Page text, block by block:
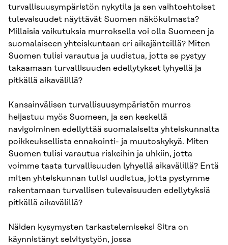
turvallisuusympäristön nykytila ja sen vaihtoehtoiset
tulevaisuudet näyttävät Suomen näkökulmasta?
Millaisia vaikutuksia murroksella voi olla Suomeen ja
suomalaiseen yhteiskuntaan eri aikajänteillä? Miten
Suomen tulisi varautua ja uudistua, jotta se pystyy
takaamaan turvallisuuden edellytykset lyhyellä ja
pitkällä aikavälillä?
Kansainvälisen turvallisuusympäristön murros
heijastuu myös Suomeen, ja sen keskellä
navigoiminen edellyttää suomalaiselta yhteiskunnalta
poikkeuksellista ennakointi- ja muutoskykyä. Miten
Suomen tulisi varautua riskeihin ja uhkiin, jotta
voimme taata turvallisuuden lyhyellä aikavälillä? Entä
miten yhteiskunnan tulisi uudistua, jotta pystymme
rakentamaan turvallisen tulevaisuuden edellytyksiä
pitkällä aikavälillä?
Näiden kysymysten tarkastelemiseksi Sitra on
käynnistänyt selvitystyön, jossa